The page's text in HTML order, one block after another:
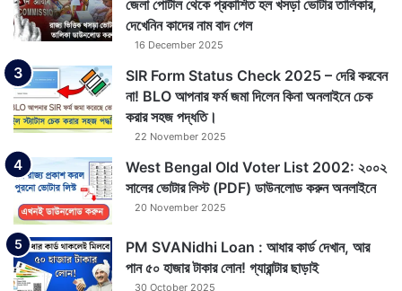
জেলা পোর্টাল থেকে প্রকাশিত হল খসড়া ভোটার তালিকার,
দেখেনিন কাদের নাম বাদ গেল
16 December 2025
SIR Form Status Check 2025 – দেরি করবেন
না! BLO আপনার ফর্ম জমা দিলেন কিনা অনলাইনে চেক
করার সহজ পদ্ধতি।
22 November 2025
West Bengal Old Voter List 2002: ২০০২
সালের ভোটার লিস্ট (PDF) ডাউনলোড করুন অনলাইনে
20 November 2025
PM SVANidhi Loan : আধার কার্ড দেখান, আর
পান ৫০ হাজার টাকার লোন! গ্যারান্টার ছাড়াই
30 October 2025